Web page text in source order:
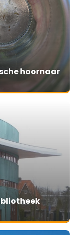
hoornaar